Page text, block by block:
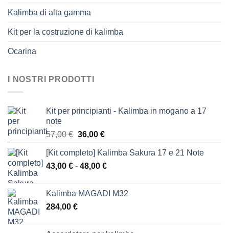
Kalimba di alta gamma
Kit per la costruzione di kalimba
Ocarina
I NOSTRI PRODOTTI
Kit per principianti - Kalimba in mogano a 17
note
57,00€ Il
originale
era:
36,00 €Il
attuale
è:
[Kit completo] Kalimba Sakura 17 e 21 Note
43,00 € - 48,00 €Fascia
da
48,00 €
Kalimba MAGADI M32
284,00 €